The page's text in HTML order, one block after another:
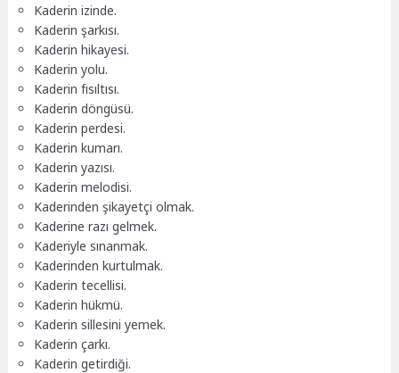
Kaderin izinde.
Kaderin şarkısı.
Kaderin hikayesi.
Kaderin yolu.
Kaderin fısıltısı.
Kaderin döngüsü.
Kaderin perdesi.
Kaderin kumarı.
Kaderin yazısı.
Kaderin melodisi.
Kaderinden şikayetçi olmak.
Kaderine razı gelmek.
Kaderiyle sınanmak.
Kaderinden kurtulmak.
Kaderin tecellisi.
Kaderin hükmü.
Kaderin sillesini yemek.
Kaderin çarkı.
Kaderin getirdiği.